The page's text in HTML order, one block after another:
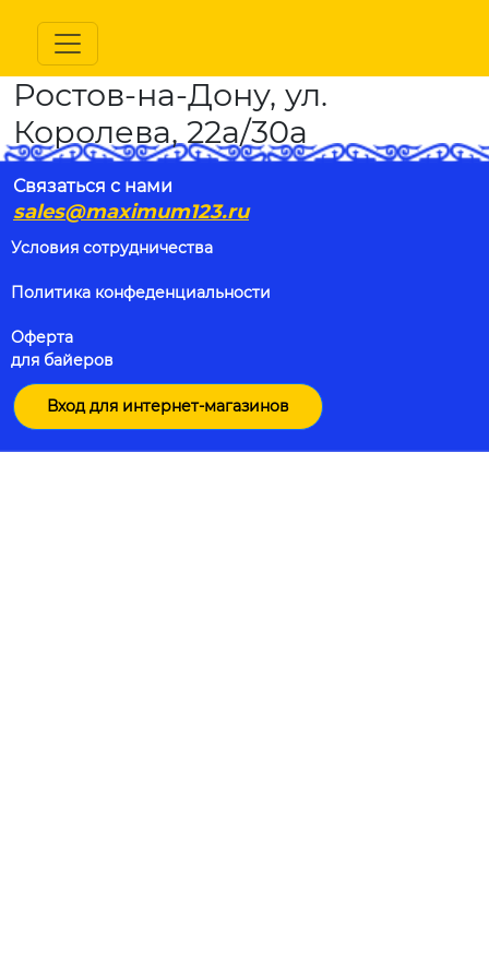
Ростов-на-Дону, ул.
Королева, 22а/30а
Связаться с нами
sales@maximum123.ru
Условия сотрудничества
Политика конфеденциальности
Оферта
для байеров
Вход для интернет-магазинов